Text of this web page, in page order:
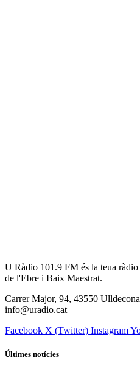
U Ràdio 101.9 FM és la teua
de l'Ebre i Baix Maestrat.
Carrer Major, 94, 43550
info@uradio.cat
Facebook X (Twitter) Instagram
Últimes notícies